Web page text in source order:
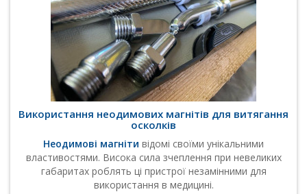
Використання неодимових магнітів для витягання
осколків
Неодимові магніти відомі своїми унікальними
властивостями. Висока сила зчеплення при невеликих
габаритах роблять ці пристрої незамінними для
використання в медицині.